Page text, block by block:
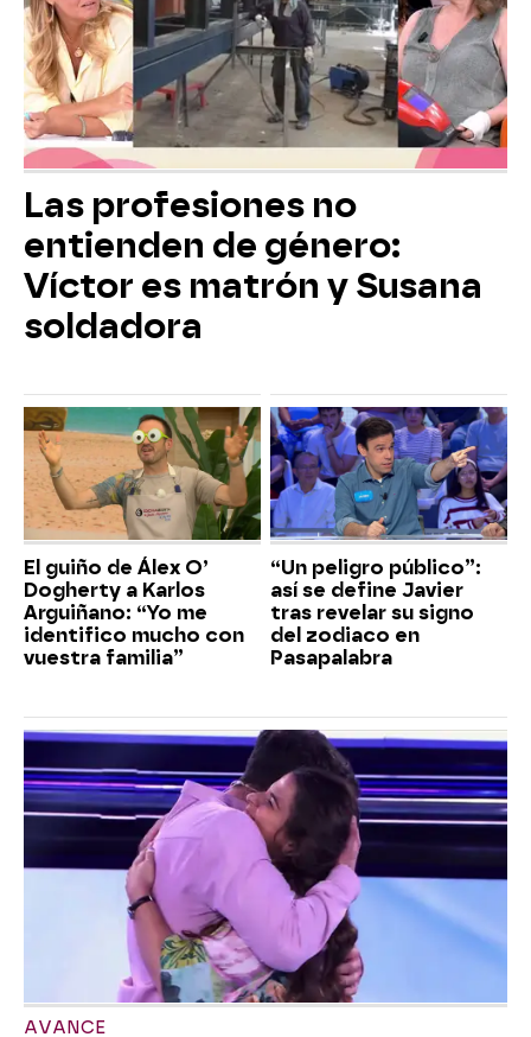
Las profesiones no
entienden de género:
Víctor es matrón y Susana
soldadora
El guiño de Álex O’
Dogherty a Karlos
Arguiñano: “Yo me
identifico mucho con
vuestra familia”
“Un peligro público”:
así se define Javier
tras revelar su signo
del zodiaco en
Pasapalabra
AVANCE